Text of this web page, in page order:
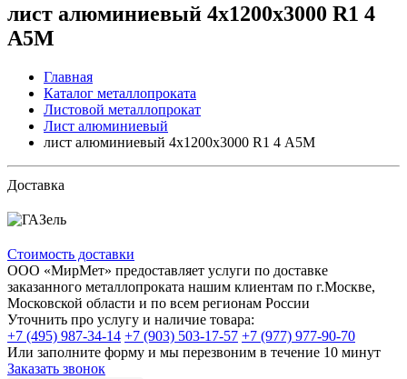
лист алюминиевый 4x1200x3000 R1 4
А5М
Главная
Каталог металлопроката
Листовой металлопрокат
Лист алюминиевый
лист алюминиевый 4x1200x3000 R1 4 А5М
Доставка
Стоимость доставки
ООО «МирМет» предоставляет услуги по доставке
заказанного металлопроката нашим клиентам по г.Москве,
Московской области и по всем регионам России
Уточнить про услугу и наличие товара:
+7 (495) 987-34-14 +7 (903) 503-17-57 +7 (977) 977-90-70
Или заполните форму и мы перезвоним в течение 10 минут
Заказать звонок